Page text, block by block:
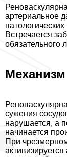
артериальное
Встречается
обязательного
сужения
нарушается, а
начинается
При